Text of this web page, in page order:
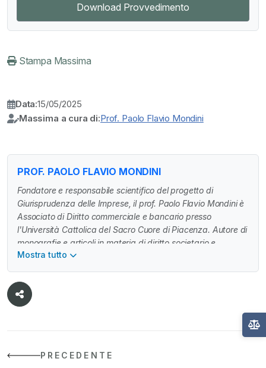
Download Provvedimento
Stampa Massima
Data:15/05/2025
Massima a cura di:Prof. Paolo Flavio Mondini
PROF. PAOLO FLAVIO MONDINI
Fondatore e responsabile scientifico del progetto di
Giurisprudenza delle Imprese, il prof. Paolo Flavio Mondini è
Associato di Diritto commerciale e bancario presso
l'Università Cattolica del Sacro Cuore di Piacenza. Autore di
monografie e articoli in materia di diritto societario e
industriale, svolge attività di ricerca in Italia e all'estero. E'
(https://mbg.legal/professionisti/paolo-flavio-mondini/) e
avvocato in Milano specializzato in contenzioso e
operazioni straordinarie.
Mostra tutto
PRECEDENTE